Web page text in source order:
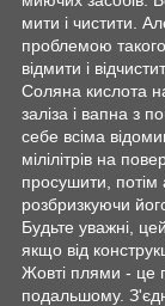
мити і чистити.
проблемою
відмити і
Соляна кислота
заліза і вапна з
себе всіма
мілілітрів на
просушити,
розбризкуючи
Будьте уважні,
якщо від
Жовті плями - це
подальшому.